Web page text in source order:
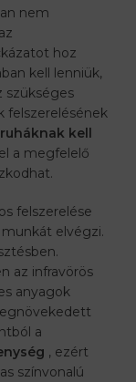
nem
hoz
kell lenniük,
szükséges
felszerelésének
kell
a megfelelő
felszerelése
elvégzi.
az infravörös
anyagok
a
, ezért
színvonalú